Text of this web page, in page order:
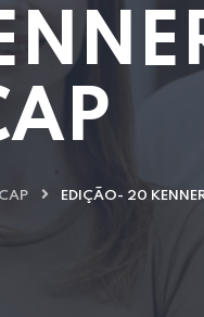
EDIÇÃO- 20